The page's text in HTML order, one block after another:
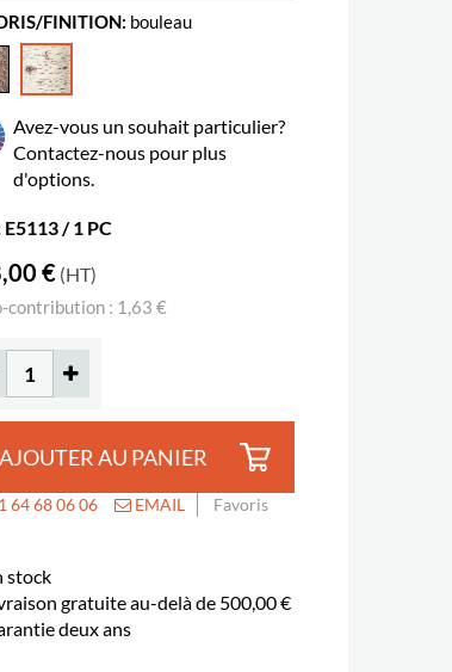
FINITION: bouleau
Avez-vous un souhait particulier?
Contactez-nous pour plus
d'options.
E5113 / 1 PC
€ (HT)
contribution : 1,63 €
AJOUTER AU PANIER
64 68 06 06 EMAIL Favoris
stock
gratuite au-delà de 500,00 €
deux ans